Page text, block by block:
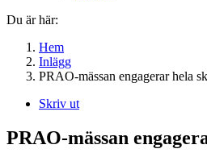
Du är här:
Hem
Inlägg
PRAO-mässan engagerar hela
Skriv ut
PRAO-mässan